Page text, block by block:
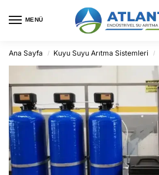
MENÜ
Ana Sayfa / Kuyu Suyu Arıtma Sistemleri /